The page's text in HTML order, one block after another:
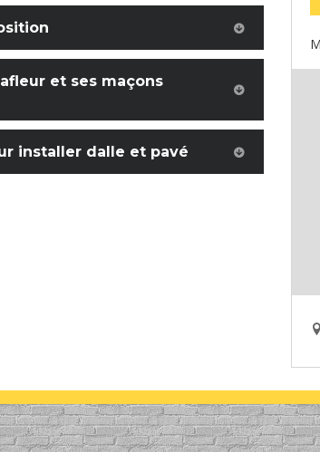
et ses maçons
installer dalle et pavé